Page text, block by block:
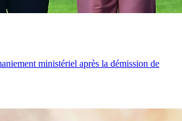
ministériel après la démission de